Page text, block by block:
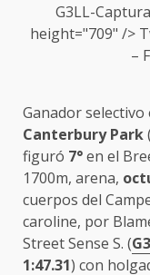
G3LL-
height="709" />
–
Ganador
Canterbury Park
figuró 7°en el
1700m, arena,
cuerpos del
caroline, por
Street Sense S. (G3
1:47.31) con